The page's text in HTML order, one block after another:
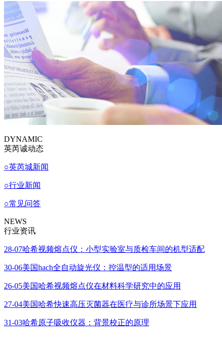
DYNAMIC
英芮诚动态
○英芮城新闻
○行业新闻
○常见问答
NEWS
行业资讯
28-07哈希视频熔点仪：小型实验室与质检车间的机型适配
30-06美国hach全自动旋光仪：控温型的适用场景
26-05美国哈希视频熔点仪在材料科学研究中的应用
27-04美国哈希快速高压灭菌器在医疗与诊所场景下应用
31-03哈希原子吸收仪器：背景校正的原理